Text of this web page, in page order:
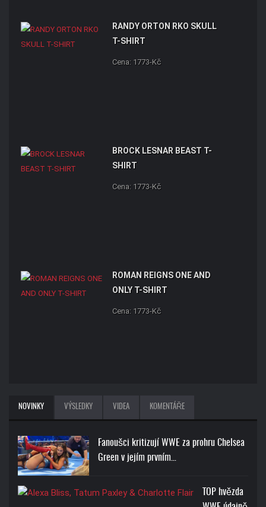
RANDY ORTON RKO SKULL
T-SHIRT
Cena: 1773-Kč
BROCK LESNAR BEAST T-
SHIRT
Cena: 1773-Kč
ROMAN REIGNS ONE AND
ONLY T-SHIRT
Cena: 1773-Kč
NOVINKY VÝSLEDKY VIDEA KOMENTÁŘE
Fanoušci kritizují WWE za prohru Chelsea
Green v jejím prvním…
TOP hvězda